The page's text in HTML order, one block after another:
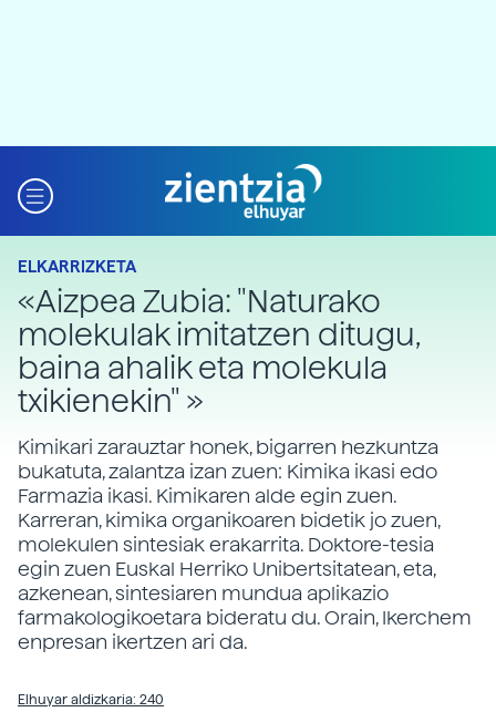
ELKARRIZKETA
«Aizpea Zubia: "Naturako
molekulak imitatzen ditugu,
baina ahalik eta molekula
txikienekin" »
Kimikari zarauztar honek, bigarren hezkuntza
bukatuta, zalantza izan zuen: Kimika ikasi edo
Farmazia ikasi. Kimikaren alde egin zuen.
Karreran, kimika organikoaren bidetik jo zuen,
molekulen sintesiak erakarrita. Doktore-tesia
egin zuen Euskal Herriko Unibertsitatean, eta,
azkenean, sintesiaren mundua aplikazio
farmakologikoetara bideratu du. Orain, Ikerchem
enpresan ikertzen ari da.
Elhuyar aldizkaria: 240